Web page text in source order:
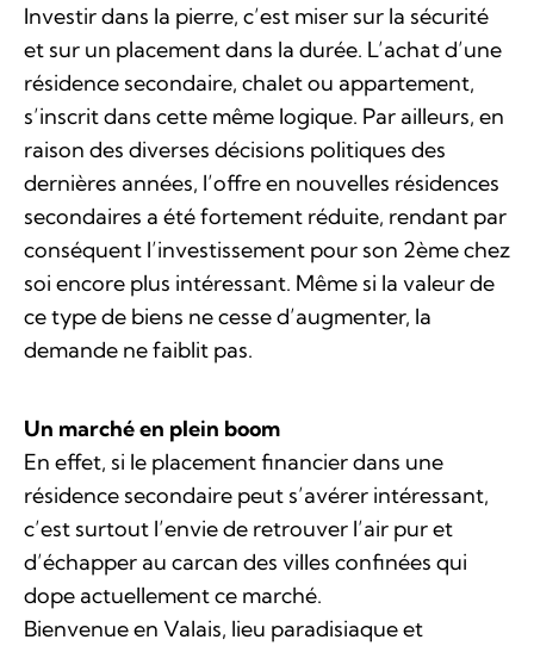
Investir dans la pierre, c’est miser sur la sécurité
et sur un placement dans la durée. L’achat d’une
résidence secondaire, chalet ou appartement,
s’inscrit dans cette même logique. Par ailleurs, en
raison des diverses décisions politiques des
dernières années, l’offre en nouvelles résidences
secondaires a été fortement réduite, rendant par
conséquent l’investissement pour son 2ème chez
soi encore plus intéressant. Même si la valeur de
ce type de biens ne cesse d’augmenter, la
demande ne faiblit pas.
Un marché en plein boom
En effet, si le placement financier dans une
résidence secondaire peut s’avérer intéressant,
c’est surtout l’envie de retrouver l’air pur et
d’échapper au carcan des villes confinées qui
dope actuellement ce marché.
Bienvenue en Valais, lieu paradisiaque et